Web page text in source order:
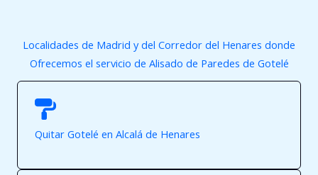
Localidades de Madrid y del Corredor del Henares donde
Ofrecemos el servicio de Alisado de Paredes de Gotelé
Quitar Gotelé en Alcalá de Henares